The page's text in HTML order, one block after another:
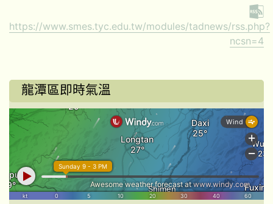
https://www.smes.tyc.edu.tw/modules/tadnews/rss.php?
ncsn=4
龍潭區即時氣溫